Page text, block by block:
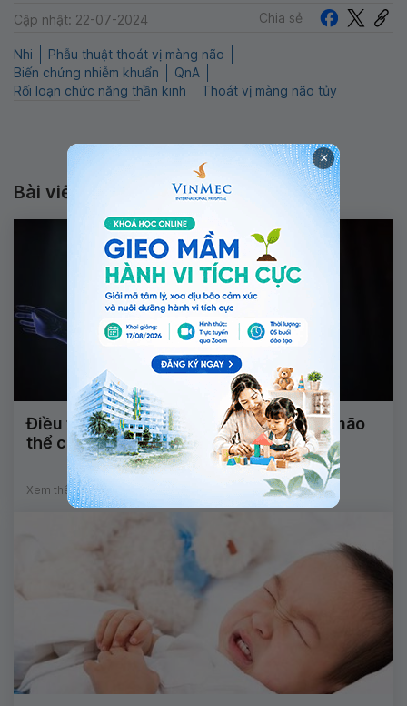
Cập nhật: 22-07-2024 Chia sẻ
Nhi
Phẫu thuật thoát vị màng não
Biến chứng nhiễm khuẩn
QnA
Rối loạn chức năng thần kinh
Thoát vị màng não tủy
Bài viết liên quan
Điều trị và phục hồi chức năng ở trẻ bại não
thể co cứng
Xem thêm
×